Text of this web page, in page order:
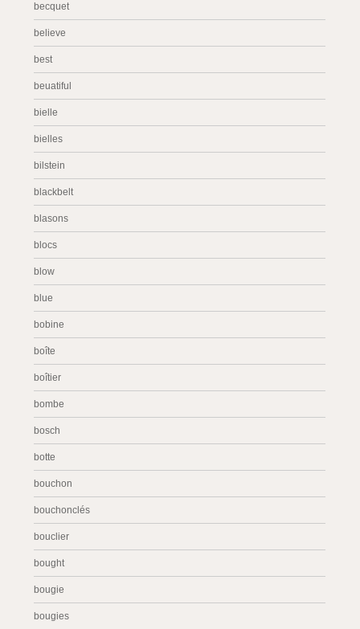
becquet
believe
best
beuatiful
bielle
bielles
bilstein
blackbelt
blasons
blocs
blow
blue
bobine
boîte
boîtier
bombe
bosch
botte
bouchon
bouchonclés
bouclier
bought
bougie
bougies